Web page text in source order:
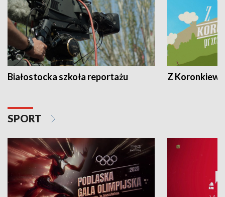
Białostocka szkoła reportażu Z
SPORT